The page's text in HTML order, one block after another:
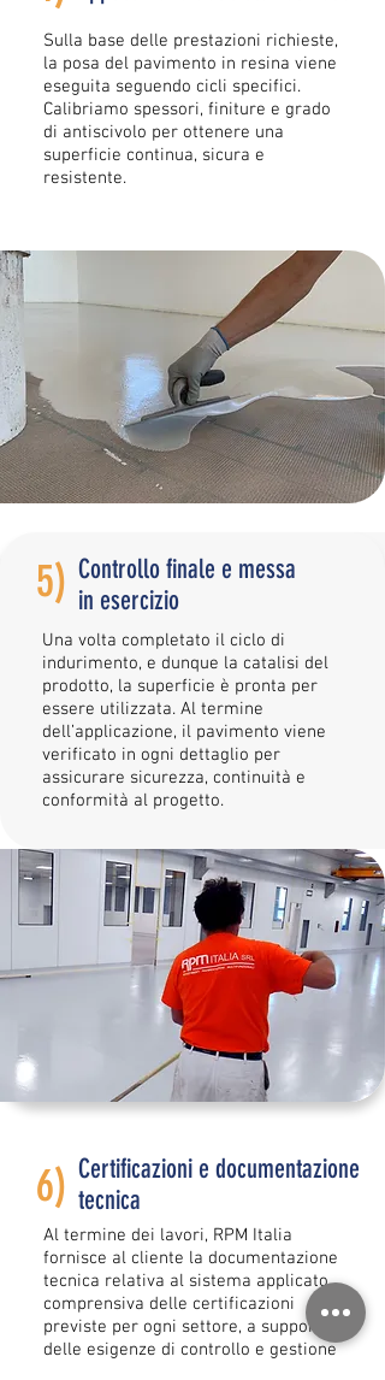
Sulla base delle prestazioni richieste,
la posa del pavimento in resina viene
eseguita seguendo cicli specifici.
Calibriamo spessori, finiture e grado
di antiscivolo per ottenere una
superficie continua, sicura e
resistente.
5) Controllo finale e messa
in esercizio
Una volta completato il ciclo di
indurimento, e dunque la catalisi del
prodotto, la superficie è pronta per
essere utilizzata. Al termine
dell’applicazione, il pavimento viene
verificato in ogni dettaglio per
assicurare sicurezza, continuità e
conformità al progetto.
6) Certificazioni e documentazione
tecnica
Al termine dei lavori, RPM Italia
fornisce al cliente la documentazione
tecnica relativa al sistema applicato,
comprensiva delle certificazioni
previste per ogni settore, a supporto
delle esigenze di controllo e gestione